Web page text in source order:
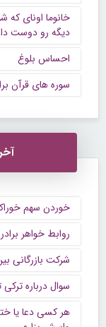
خانوما اونای
دیگه رو دوست
احساس بلوغ
سوره های قرآن
خوردن سهم
روابط خواهر
شرکت بازرگانی
سوال درباره ترکی
هر کسی دعا یا